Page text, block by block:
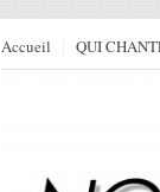
Accueil QUI